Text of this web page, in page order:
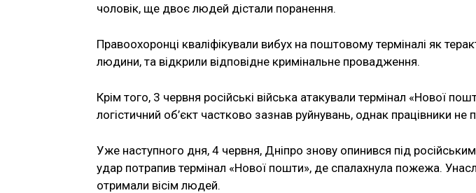
чоловік, ще двоє людей дістали поранення.
Правоохоронці кваліфікували вибух на поштовому терміналі як
людини, та відкрили відповідне кримінальне провадження.
Крім того, 3 червня російські війська атакували термінал «Нової
логістичний об’єкт частково зазнав руйнувань, однак працівники не
Уже наступного дня, 4 червня, Дніпро знову опинився під
удар потрапив термінал «Нової пошти», де спалахнула пожежа.
отримали вісім людей.